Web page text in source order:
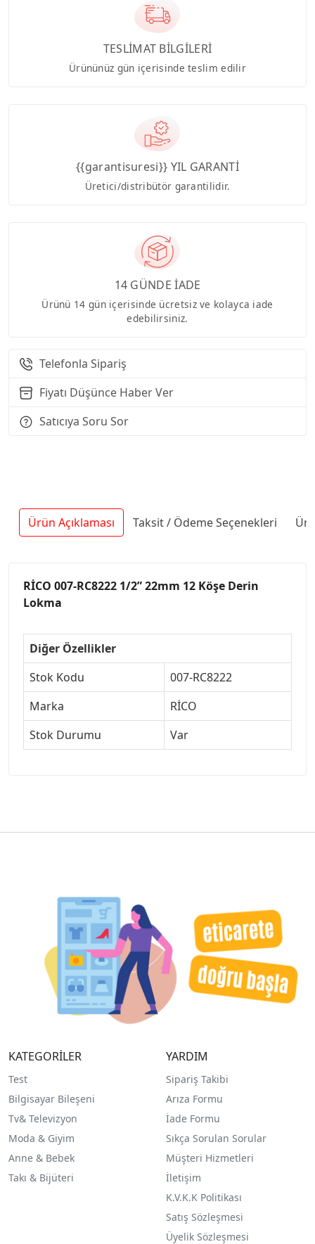
TESLİMAT BİLGİLERİ
Ürününüz gün içerisinde teslim edilir
{{garantisuresi}} YIL GARANTİ
Üretici/distribütör garantilidir.
14 GÜNDE İADE
Ürünü 14 gün içerisinde ücretsiz ve kolayca iade
edebilirsiniz.
Telefonla Sipariş
Fiyatı Düşünce Haber Ver
Satıcıya Soru Sor
Ürün Açıklaması Taksit / Ödeme Seçenekleri
RİCO 007-RC8222 1/2” 22mm 12 Köşe Derin
Lokma
Diğer Özellikler
Stok Kodu
007-RC8222
Marka
RİCO
Stok Durumu
Var
KATEGORİLER
Test
Bilgisayar Bileşeni
Tv& Televizyon
Moda & Giyim
Anne & Bebek
Takı & Bijüteri
YARDIM
Sipariş Takibi
Arıza Formu
İade Formu
Sıkça Sorulan Sorular
Müşteri Hizmetleri
İletişim
K.V.K.K Politikası
Satış Sözleşmesi
Üyelik Sözleşmesi